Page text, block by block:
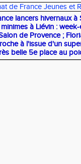
lancers hivernaux à
à Liévin :
de Provence ;
à l'issue d'un
belle 5e place au